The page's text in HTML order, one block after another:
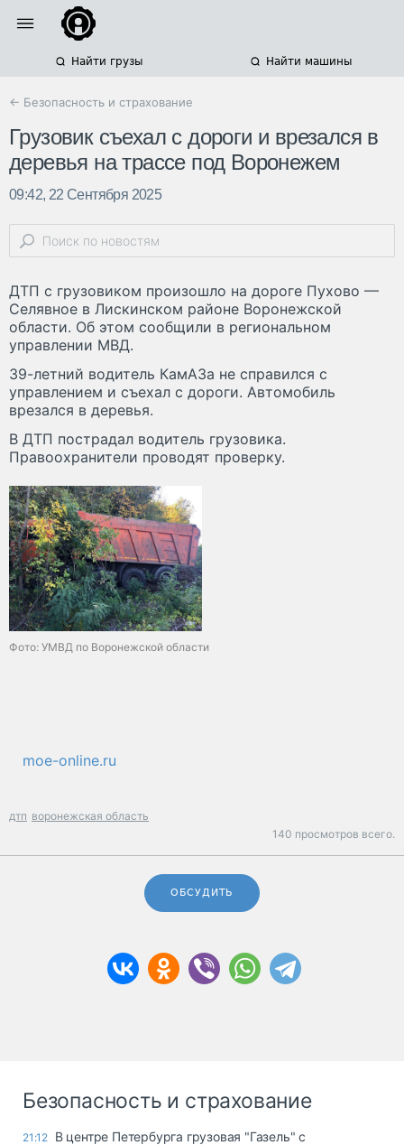
Найти грузы Найти машины
← Безопасность и страхование
Грузовик съехал с дороги и врезался в
деревья на трассе под Воронежем
09:42, 22 Сентября 2025
ДТП с грузовиком произошло на дороге Пухово —
Селявное в Лискинском районе Воронежской
области. Об этом сообщили в региональном
управлении МВД.
39-летний водитель КамАЗа не справился с
управлением и съехал с дороги. Автомобиль
врезался в деревья.
В ДТП пострадал водитель грузовика.
Правоохранители проводят проверку.
Фото: УМВД по Воронежской области
moe-online.ru
дтп воронежская область
140 просмотров всего.
ОБСУДИТЬ
Безопасность и страхование
21:12 В центре Петербурга грузовая "Газель" с